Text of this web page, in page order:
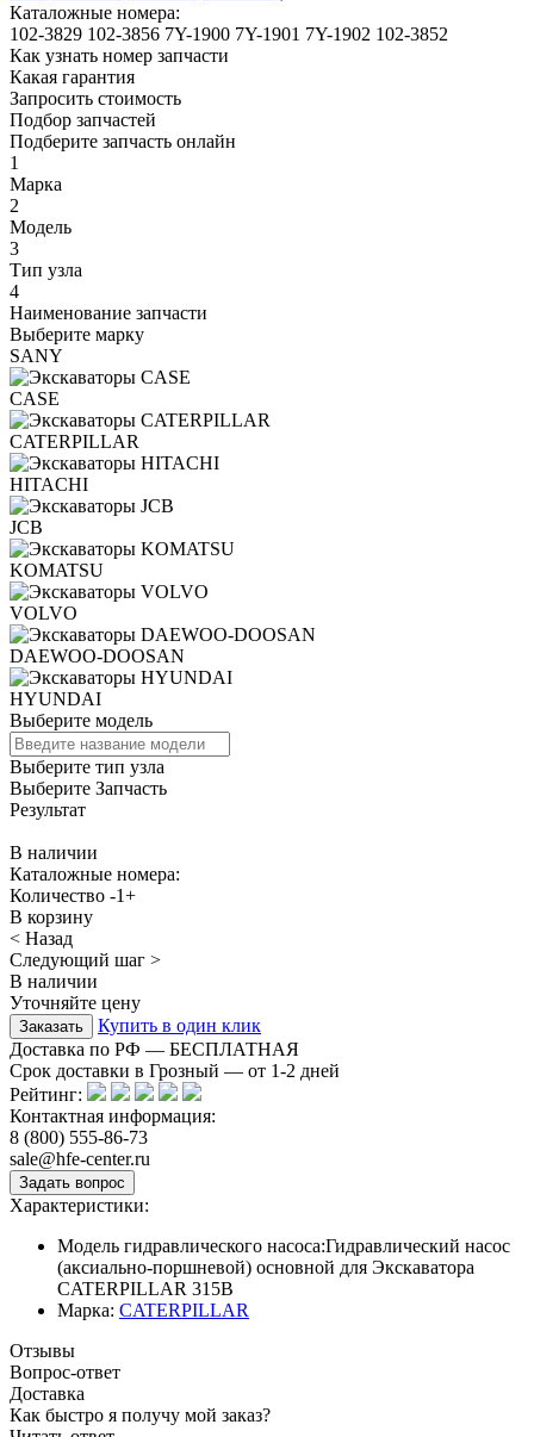
Каталожные номера:
102-3829 102-3856 7Y-1900 7Y-1901 7Y-1902 102-3852
Как узнать номер запчасти
Какая гарантия
Запросить стоимость
Подбор запчастей
Подберите запчасть онлайн
1
Марка
2
Модель
3
Тип узла
4
Наименование запчасти
Выберите марку
SANY
CASE
CATERPILLAR
HITACHI
JCB
KOMATSU
VOLVO
DAEWOO-DOOSAN
HYUNDAI
Выберите модель
Выберите тип узла
Выберите Запчасть
Результат
В наличии
Каталожные номера:
Количество -1+
В корзину
< Назад
Следующий шаг >
В наличии
Уточняйте цену
Купить в один клик
Доставка по РФ — БЕСПЛАТНАЯ
Срок доставки в Грозный — от 1-2 дней
Рейтинг:
Контактная информация:
8 (800) 555-86-73
sale@hfe-center.ru
Характеристики:
Модель гидравлического насоса:Гидравлический насос
(аксиально-поршневой) основной для Экскаватора
CATERPILLAR 315B
Марка: CATERPILLAR
Отзывы
Вопрос-ответ
Доставка
Как быстро я получу мой заказ?